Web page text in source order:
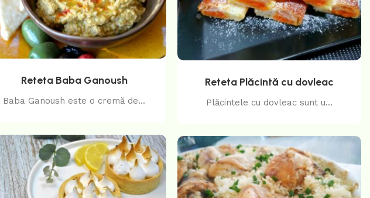
Reteta Plăcintă cu dovleac
Plăcintele cu dovleac sunt u...
Reteta Baba Ganoush
Baba Ganoush este o cremă de...